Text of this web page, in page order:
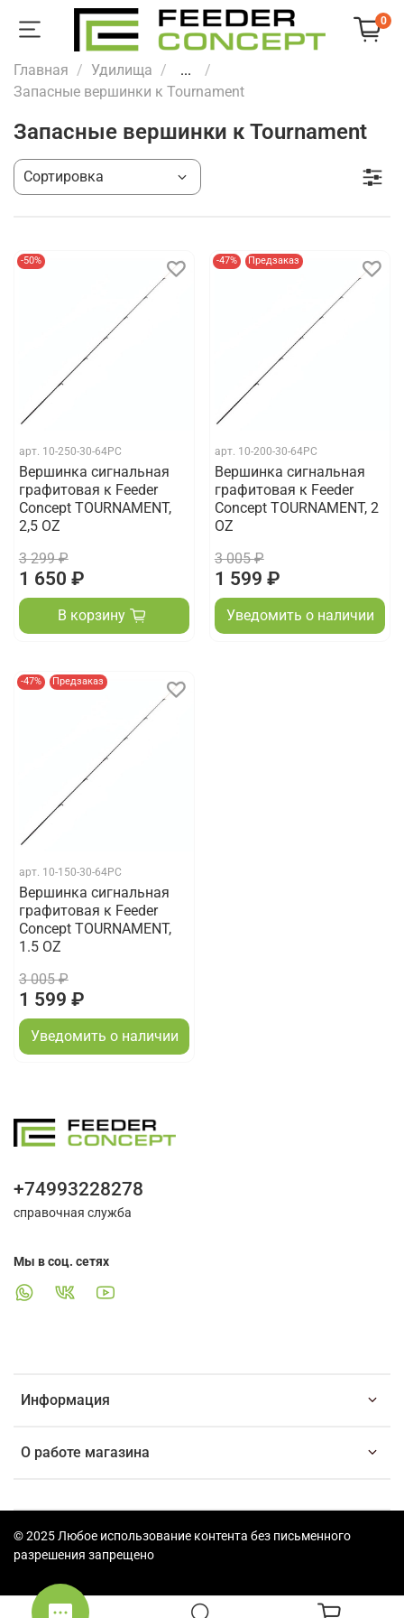
0
Главная Удилища
...
Запасные вершинки к Tournament
Запасные вершинки к Tournament
-50%
арт. 10-250-30-64PC
Вершинка сигнальная
графитовая к Feeder
Concept TOURNAMENT,
2,5 OZ
3 299 ₽
1 650 ₽
В корзину
-47% Предзаказ
арт. 10-200-30-64PC
Вершинка сигнальная
графитовая к Feeder
Concept TOURNAMENT, 2
OZ
3 005 ₽
1 599 ₽
Уведомить о наличии
-47% Предзаказ
арт. 10-150-30-64PC
Вершинка сигнальная
графитовая к Feeder
Concept TOURNAMENT,
1.5 OZ
3 005 ₽
1 599 ₽
Уведомить о наличии
Информация
О работе магазина
+74993228278
справочная служба
Мы в соц. сетях
© 2025 Любое использование контента без письменного
разрешения запрещено